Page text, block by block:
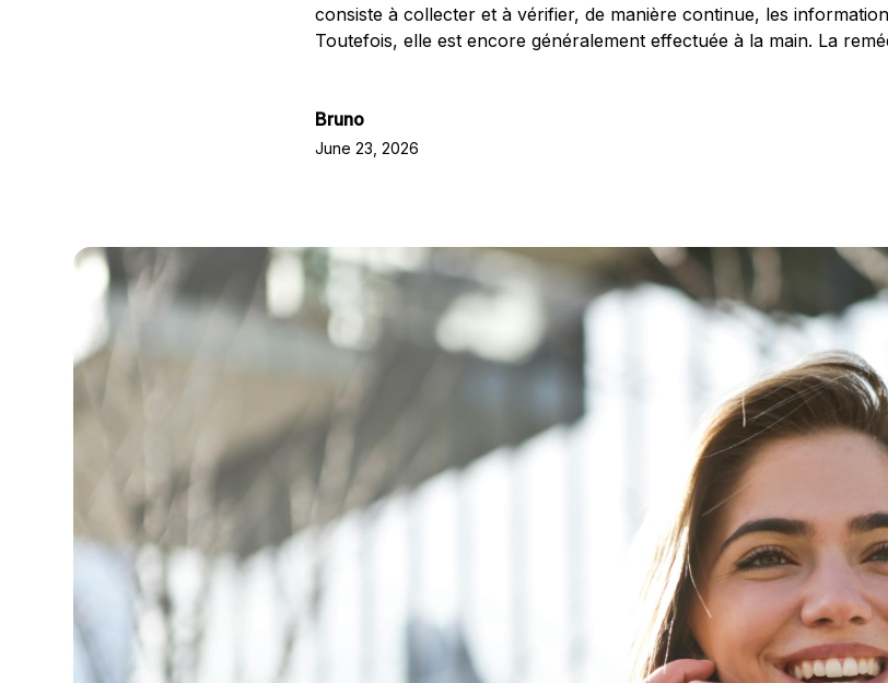
consiste à collecter et à vérifier, de manière continue, les
Toutefois, elle est encore généralement effectuée à la main. La
Bruno
June 23, 2026